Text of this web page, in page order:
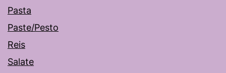
Pasta
Paste/Pesto
Reis
Salate